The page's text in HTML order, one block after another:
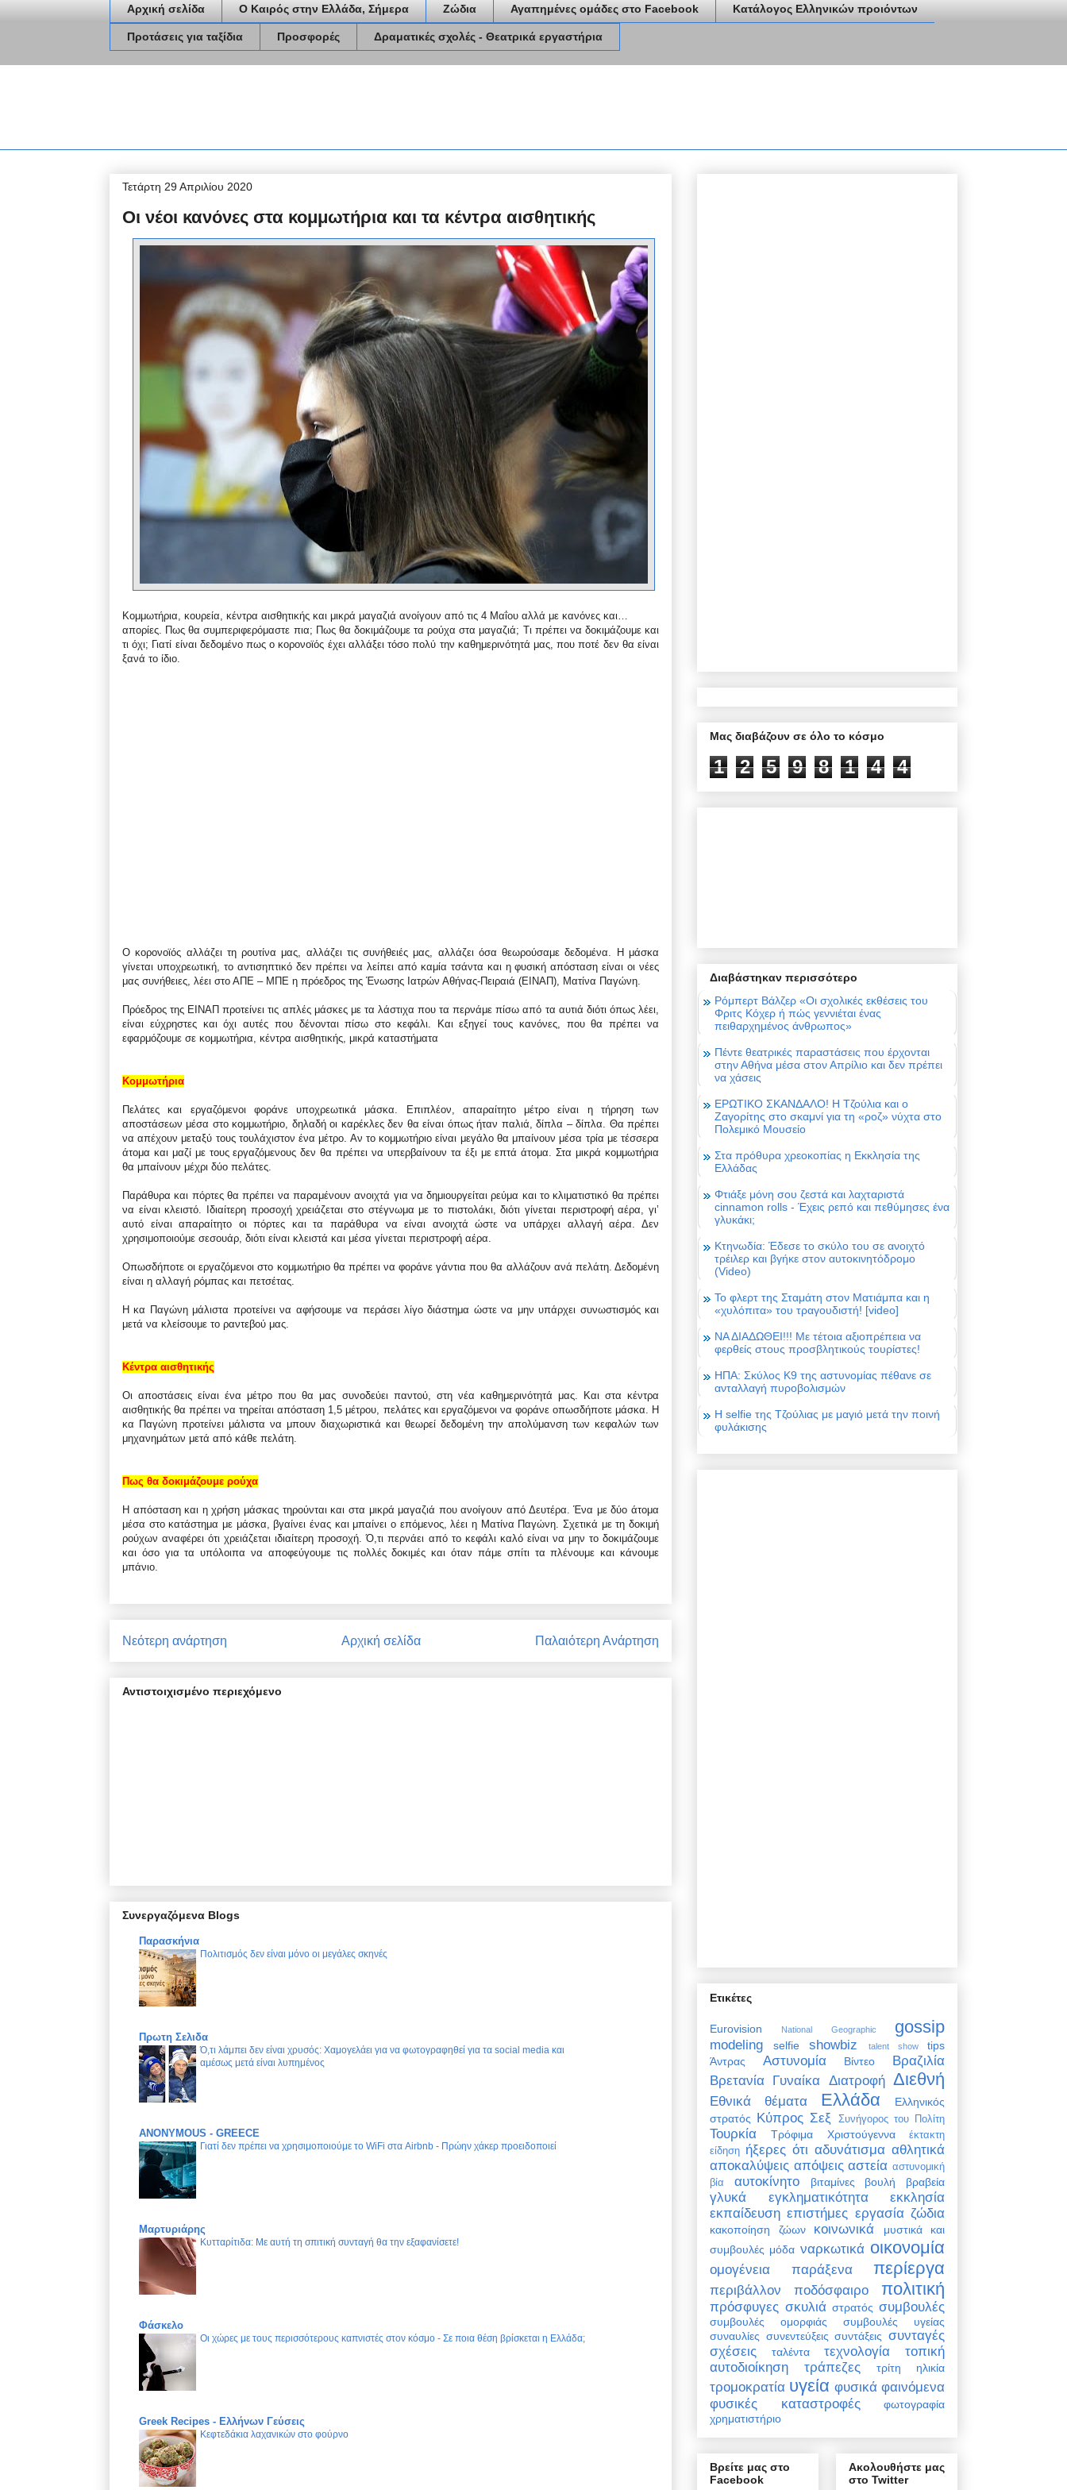
Αρχική σελίδα Ο Καιρός στην Ελλάδα, Σήμερα Ζώδια Αγαπημένες ομάδες στο Facebook Κατάλογος Ελληνικών προιόντων
Προτάσεις για ταξίδια Προσφορές Δραματικές σχολές - Θεατρικά εργαστήρια
Τετάρτη 29 Απριλίου 2020
Οι νέοι κανόνες στα κομμωτήρια και τα κέντρα αισθητικής
Κομμωτήρια, κουρεία, κέντρα αισθητικής και μικρά μαγαζιά ανοίγουν από τις 4 Μαΐου αλλά με κανόνες και…
απορίες. Πως θα συμπεριφερόμαστε πια; Πως θα δοκιμάζουμε τα ρούχα στα μαγαζιά; Τι πρέπει να δοκιμάζουμε και
τι όχι; Γιατί είναι δεδομένο πως ο κορονοϊός έχει αλλάξει τόσο πολύ την καθημερινότητά μας, που ποτέ δεν θα είναι
ξανά το ίδιο.
Ο κορονοϊός αλλάζει τη ρουτίνα μας, αλλάζει τις συνήθειές μας, αλλάζει όσα θεωρούσαμε δεδομένα. Η μάσκα
γίνεται υποχρεωτική, το αντισηπτικό δεν πρέπει να λείπει από καμία τσάντα και η φυσική απόσταση είναι οι νέες
μας συνήθειες, λέει στο ΑΠΕ – ΜΠΕ η πρόεδρος της Ένωσης Ιατρών Αθήνας-Πειραιά (ΕΙΝΑΠ), Ματίνα Παγώνη.
Πρόεδρος της ΕΙΝΑΠ προτείνει τις απλές μάσκες με τα λάστιχα που τα περνάμε πίσω από τα αυτιά διότι όπως λέει,
είναι εύχρηστες και όχι αυτές που δένονται πίσω στο κεφάλι. Και εξηγεί τους κανόνες, που θα πρέπει να
εφαρμόζουμε σε κομμωτήρια, κέντρα αισθητικής, μικρά καταστήματα
Κομμωτήρια
Πελάτες και εργαζόμενοι φοράνε υποχρεωτικά μάσκα. Επιπλέον, απαραίτητο μέτρο είναι η τήρηση των
αποστάσεων μέσα στο κομμωτήριο, δηλαδή οι καρέκλες δεν θα είναι όπως ήταν παλιά, δίπλα – δίπλα. Θα πρέπει
να απέχουν μεταξύ τους τουλάχιστον ένα μέτρο. Αν το κομμωτήριο είναι μεγάλο θα μπαίνουν μέσα τρία με τέσσερα
άτομα και μαζί με τους εργαζόμενους δεν θα πρέπει να υπερβαίνουν τα έξι με επτά άτομα. Στα μικρά κομμωτήρια
θα μπαίνουν μέχρι δύο πελάτες.
Παράθυρα και πόρτες θα πρέπει να παραμένουν ανοιχτά για να δημιουργείται ρεύμα και το κλιματιστικό θα πρέπει
να είναι κλειστό. Ιδιαίτερη προσοχή χρειάζεται στο στέγνωμα με το πιστολάκι, διότι γίνεται περιστροφή αέρα, γι’
αυτό είναι απαραίτητο οι πόρτες και τα παράθυρα να είναι ανοιχτά ώστε να υπάρχει αλλαγή αέρα. Δεν
χρησιμοποιούμε σεσουάρ, διότι είναι κλειστά και μέσα γίνεται περιστροφή αέρα.
Οπωσδήποτε οι εργαζόμενοι στο κομμωτήριο θα πρέπει να φοράνε γάντια που θα αλλάζουν ανά πελάτη. Δεδομένη
είναι η αλλαγή ρόμπας και πετσέτας.
Η κα Παγώνη μάλιστα προτείνει να αφήσουμε να περάσει λίγο διάστημα ώστε να μην υπάρχει συνωστισμός και
μετά να κλείσουμε το ραντεβού μας.
Κέντρα αισθητικής
Οι αποστάσεις είναι ένα μέτρο που θα μας συνοδεύει παντού, στη νέα καθημερινότητά μας. Και στα κέντρα
αισθητικής θα πρέπει να τηρείται απόσταση 1,5 μέτρου, πελάτες και εργαζόμενοι να φοράνε οπωσδήποτε μάσκα. Η
κα Παγώνη προτείνει μάλιστα να μπουν διαχωριστικά και θεωρεί δεδομένη την απολύμανση των κεφαλών των
μηχανημάτων μετά από κάθε πελάτη.
Πως θα δοκιμάζουμε ρούχα
Η απόσταση και η χρήση μάσκας τηρούνται και στα μικρά μαγαζιά που ανοίγουν από Δευτέρα. Ένα με δύο άτομα
μέσα στο κατάστημα με μάσκα, βγαίνει ένας και μπαίνει ο επόμενος, λέει η Ματίνα Παγώνη. Σχετικά με τη δοκιμή
ρούχων αναφέρει ότι χρειάζεται ιδιαίτερη προσοχή. Ό,τι περνάει από το κεφάλι καλό είναι να μην το δοκιμάζουμε
και όσο για τα υπόλοιπα να αποφεύγουμε τις πολλές δοκιμές και όταν πάμε σπίτι τα πλένουμε και κάνουμε
μπάνιο.
Νεότερη ανάρτηση Παλαιότερη Ανάρτηση
Αρχική σελίδα
Αντιστοιχισμένο περιεχόμενο
Συνεργαζόμενα Blogs
Παρασκήνια
Πολιτισμός δεν είναι μόνο οι μεγάλες σκηνές
Πρωτη Σελιδα
Ό,τι λάμπει δεν είναι χρυσός: Χαμογελάει για να φωτογραφηθεί για τα social media και
αμέσως μετά είναι λυπημένος
ANONYMOUS - GREECE
Γιατί δεν πρέπει να χρησιμοποιούμε το WiFi στα Airbnb - Πρώην χάκερ προειδοποιεί
Μαρτυριάρης
Κυτταρίτιδα: Με αυτή τη σπιτική συνταγή θα την εξαφανίσετε!
Φάσκελο
Οι χώρες με τους περισσότερους καπνιστές στον κόσμο - Σε ποια θέση βρίσκεται η Ελλάδα;
Greek Recipes - Ελλήνων Γεύσεις
Κεφτεδάκια λαχανικών στο φούρνο
Μας διαβάζουν σε όλο το κόσμο
1 2 5 9 8 1 4 4
Διαβάστηκαν περισσότερο
Ρόμπερτ Βάλζερ «Οι σχολικές εκθέσεις του
Φριτς Κόχερ ή πώς γεννιέται ένας
πειθαρχημένος άνθρωπος»
Πέντε θεατρικές παραστάσεις που έρχονται
στην Αθήνα μέσα στον Απρίλιο και δεν πρέπει
να χάσεις
ΕΡΩΤΙΚΟ ΣΚΑΝΔΑΛΟ! Η Τζούλια και ο
Ζαγορίτης στο σκαμνί για τη «ροζ» νύχτα στο
Πολεμικό Μουσείο
Στα πρόθυρα χρεοκοπίας η Εκκλησία της
Ελλάδας
Φτιάξε μόνη σου ζεστά και λαχταριστά
cinnamon rolls - Έχεις ρεπό και πεθύμησες ένα
γλυκάκι;
Κτηνωδία: Έδεσε το σκύλο του σε ανοιχτό
τρέιλερ και βγήκε στον αυτοκινητόδρομο
(Video)
Το φλερτ της Σταμάτη στον Ματιάμπα και η
«χυλόπιτα» του τραγουδιστή! [video]
ΝΑ ΔΙΑΔΩΘΕΙ!!! Με τέτοια αξιοπρέπεια να
φερθείς στους προσβλητικούς τουρίστες!
ΗΠΑ: Σκύλος Κ9 της αστυνομίας πέθανε σε
ανταλλαγή πυροβολισμών
Η selfie της Τζούλιας με μαγιό μετά την ποινή
φυλάκισης
Ετικέτες
Eurovision National Geographic gossip
modeling selfie showbiz talent show
tips
Άντρας
Αστυνομία Βίντεο
Βραζιλία
Βρετανία Γυναίκα Διατροφή Διεθνή
Εθνικά θέματα Ελλάδα
Ελληνικός
στρατός Κύπρος Σεξ Συνήγορος του Πολίτη
Τουρκία Τρόφιμα Χριστούγεννα
έκτακτη
είδηση ήξερες ότι αδυνάτισμα αθλητικά
αποκαλύψεις απόψεις αστεία αστυνομική
βία
αυτοκίνητο βιταμίνες βουλή βραβεία
γλυκά εγκληματικότητα
εκκλησία
εκπαίδευση επιστήμες εργασία ζώδια
κακοποίηση ζώων κοινωνικά
μυστικά και
συμβουλές μόδα ναρκωτικά οικονομία
ομογένεια παράξενα περίεργα
περιβάλλον ποδόσφαιρο πολιτική
πρόσφυγες σκυλιά στρατός συμβουλές
συμβουλές ομορφιάς
συμβουλές υγείας
συναυλίες συνεντεύξεις συντάξεις συνταγές
σχέσεις
ταλέντα τεχνολογία
τοπική
αυτοδιοίκηση
τράπεζες τρίτη ηλικία
τρομοκρατία υγεία φυσικά φαινόμενα
φυσικές καταστροφές
φωτογραφία
χρηματιστήριο
Βρείτε μας στο
Facebook
Ακολουθήστε μας
στο Twitter